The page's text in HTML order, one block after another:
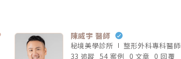
陳威宇 醫師
秘境美學診所 整形外科專科醫師
33 追蹤 54 案例 0 文章 0 回覆